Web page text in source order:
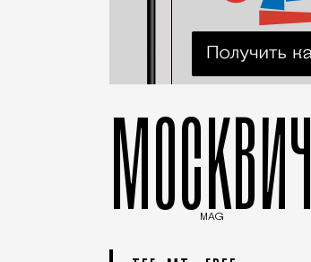
МОСКВИЧ
MAG